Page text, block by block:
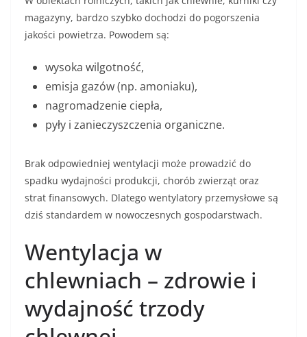
magazyny, bardzo szybko dochodzi do pogorszenia
jakości powietrza. Powodem są:
wysoka wilgotność,
emisja gazów (np. amoniaku),
nagromadzenie ciepła,
pyły i zanieczyszczenia organiczne.
Brak odpowiedniej wentylacji może prowadzić do
spadku wydajności produkcji, chorób zwierząt oraz
strat finansowych. Dlatego wentylatory przemysłowe są
dziś standardem w nowoczesnych gospodarstwach.
Wentylacja w
chlewniach – zdrowie i
wydajność trzody